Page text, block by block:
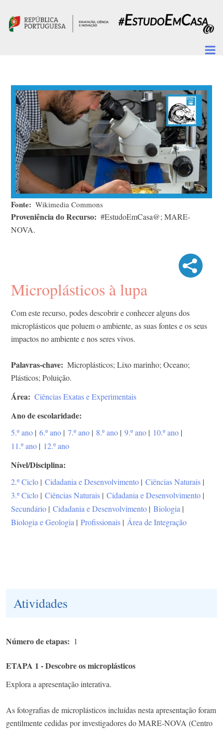
Fonte Wikimedia Commons
Proveniência do Recurso
#EstudoEmCasa@; MARE-
NOVA.
Microplásticos à lupa
Com este recurso, podes descobrir e conhecer alguns dos
microplásticos que poluem o ambiente, as suas fontes e os seus
impactos no ambiente e nos seres vivos.
Palavras-chave
Microplásticos; Lixo marinho; Oceano;
Plásticos; Poluição.
Área Ciências Exatas e Experimentais
Ano de escolaridade
5.º ano | 6.º ano | 7.º ano | 8.º ano | 9.º ano | 10.º ano |
11.º ano | 12.º ano
Nível/Disciplina
2.º Ciclo | Cidadania e Desenvolvimento | Ciências Naturais |
3.º Ciclo | Ciências Naturais | Cidadania e Desenvolvimento |
Secundário | Cidadania e Desenvolvimento | Biologia |
Biologia e Geologia | Profissionais | Área de Integração
Atividades
Número de etapas 1
ETAPA 1 - Descobre os microplásticos
Explora a apresentação interativa.
As fotografias de microplásticos incluídas nesta apresentação foram
gentilmente cedidas por investigadores do MARE-NOVA (Centro